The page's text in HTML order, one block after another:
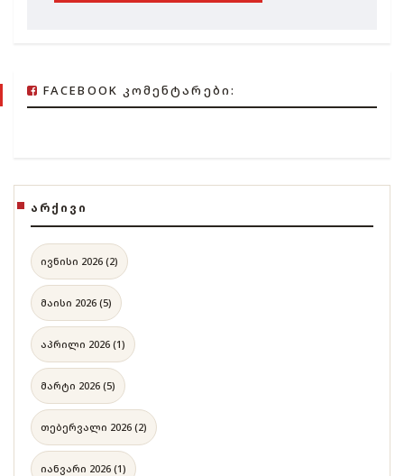
FACEBOOK ᲙᲝᲛᲔᲜᲢᲐᲠᲔᲑᲘ:
ᲐᲠᲥᲘᲕᲘ
ივნისი 2026 (2)
მაისი 2026 (5)
აპრილი 2026 (1)
მარტი 2026 (5)
თებერვალი 2026 (2)
იანვარი 2026 (1)